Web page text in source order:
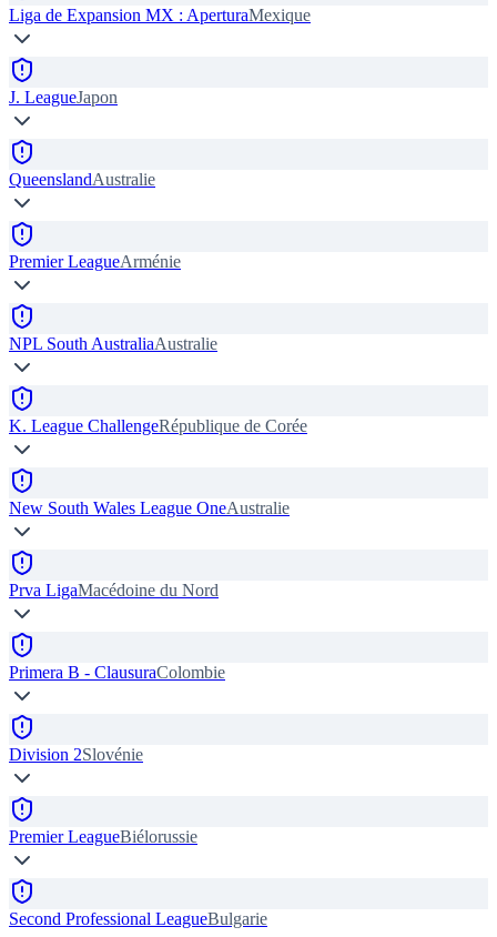
Liga de Expansion MX : AperturaMexique
J. LeagueJapon
QueenslandAustralie
Premier LeagueArménie
NPL South AustraliaAustralie
K. League ChallengeRépublique de Corée
New South Wales League OneAustralie
Prva LigaMacédoine du Nord
Primera B - ClausuraColombie
Division 2Slovénie
Premier LeagueBiélorussie
Second Professional LeagueBulgarie